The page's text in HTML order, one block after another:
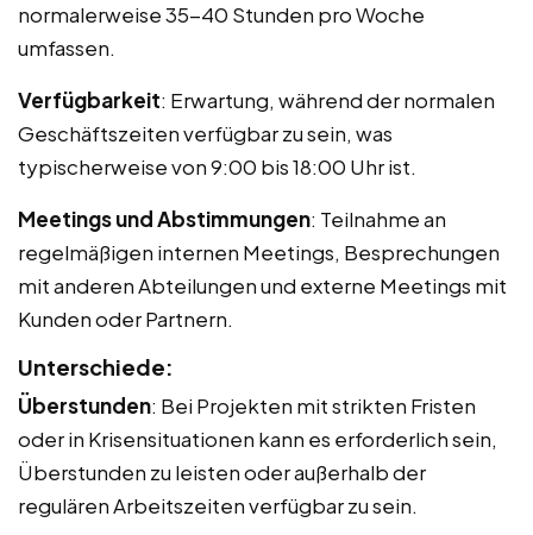
normalerweise 35-40 Stunden pro Woche
umfassen.
Verfügbarkeit: Erwartung, während der normalen
Geschäftszeiten verfügbar zu sein, was
typischerweise von 9:00 bis 18:00 Uhr ist.
Meetings und Abstimmungen: Teilnahme an
regelmäßigen internen Meetings, Besprechungen
mit anderen Abteilungen und externe Meetings mit
Kunden oder Partnern.
Unterschiede:
Überstunden: Bei Projekten mit strikten Fristen
oder in Krisensituationen kann es erforderlich sein,
Überstunden zu leisten oder außerhalb der
regulären Arbeitszeiten verfügbar zu sein.